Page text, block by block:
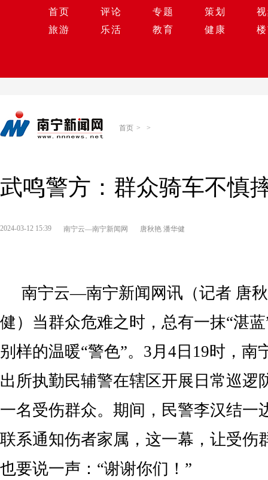
首页 评论 专题 策划
旅游
乐活 教育 健康
首页 > >
武鸣警方：群众骑车不慎
2024-03-12 15:39 南宁云—南宁新闻网 唐秋艳 潘华健
南宁云—南宁新闻网讯（记者 唐
健）当群众危难之时，总有一抹“湛
别样的温暖“警色”。3月4日19时，南
出所执勤民辅警在辖区开展日常巡逻
一名受伤群众。期间，民警李汉结一
联系通知伤者家属，这一幕，让受伤
也要说一声：“谢谢你们！”